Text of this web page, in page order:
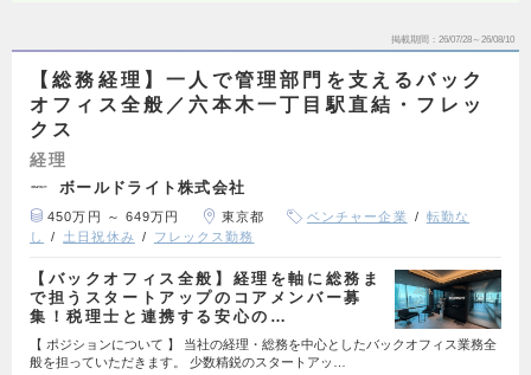
掲載期間 26/07/28～26/08/10
【総務経理】一人で管理部門を支えるバック
オフィス全般／六本木一丁目駅直結・フレッ
クス
経理
ボールドライト株式会社
450万円 ～ 649万円 東京都 ベンチャー企業
転勤な
し
土日祝休み フレックス勤務
【バックオフィス全般】経理を軸に総務ま
で担うスタートアップのコアメンバー募
集！税理士と連携する安心の…
【 ポジションについて 】 当社の経理・総務を中心としたバックオフィス業務全
般を担っていただきます。 少数精鋭のスタートアッ…